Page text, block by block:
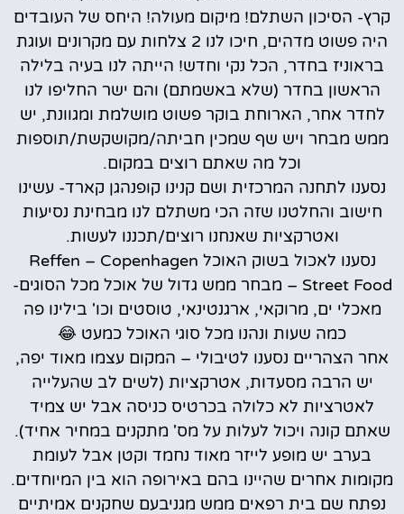
קרץ- הסיכון השתלם! מיקום מעולה! היחס של העובדים
היה פשוט מדהים, חיכו לנו 2 צלחות עם מקרונים ועוגת
בראוניז בחדר, הכל נקי וחדש! הייתה לנו בעיה בלילה
הראשון בחדר (שלא באשמתם) והם ישר החליפו לנו
לחדר אחר, הארוחת בוקר פשוט מושלמת ומגוונת, יש
ממש מבחר ויש שף שמכין חביתה/מקושקשת/תוספות
וכל מה שאתם רוצים במקום.
נסענו לתחנה המרכזית ושם קנינו קופנהגן קארד- עשינו
חישוב והחלטנו שזה הכי משתלם לנו מבחינת נסיעות
ואטרקציות שאנחנו רוצים/תכננו לעשות.
נסענו לאכול בשוק האוכל Reffen – Copenhagen
Street Food – מבחר ממש גדול של אוכל מכל הסוגים-
מאכלי ים, מרוקאי, ארגנטינאי, טוסטים וכו' בילינו פה
כמה שעות ונהנו מכל סוגי האוכל כמעט 😂
אחר הצהריים נסענו לטיבולי – המקום עצמו מאוד יפה,
יש הרבה מסעדות, אטרקציות (לשים לב שהעלייה
לאטרציות לא כלולה בכרטיס כניסה אבל יש צמיד
שאתם קונה ויכול לעלות על מס' מתקנים במחיר אחיד).
בערב יש מופע לייזר מאוד נחמד וקטן אבל לעומת
מקומות אחרים שהיינו בהם באירופה הוא בין המיוחדים.
נפתח שם בית רפאים ממש מגניבעם שחקנים אמיתיים